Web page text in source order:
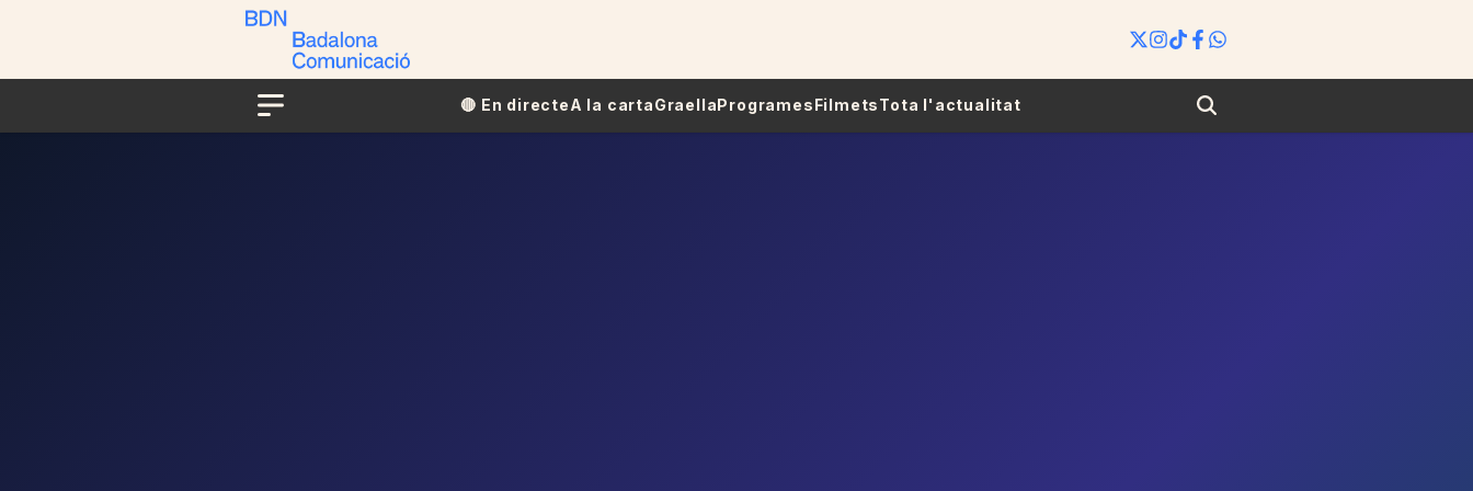
Menu
🔴​​ En directeA la cartaGraellaProgramesFilmetsTota l'actualitat Search